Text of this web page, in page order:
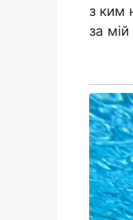
з ким
за